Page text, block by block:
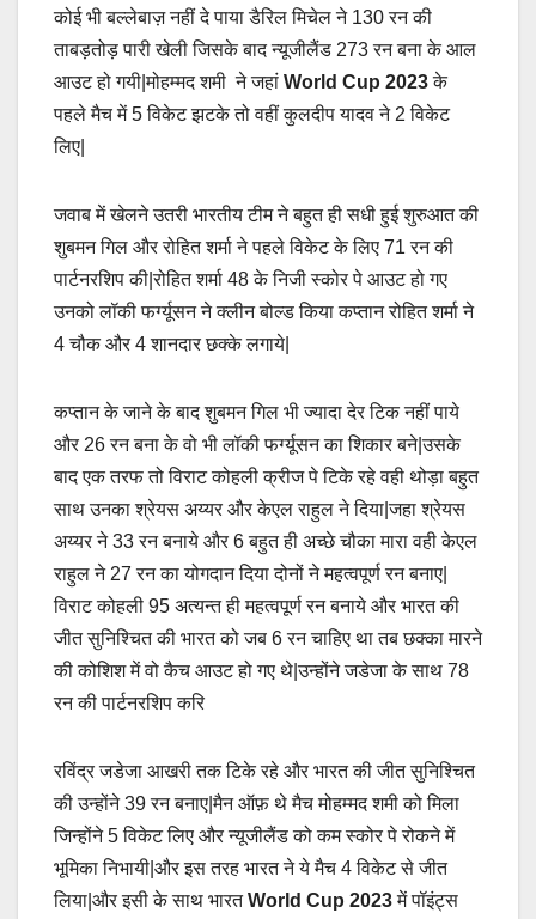
कोई भी बल्लेबाज़ नहीं दे पाया डैरिल मिचेल ने 130 रन की
ताबड़तोड़ पारी खेली जिसके बाद न्यूजीलैंड 273 रन बना के आल
आउट हो गयी|मोहम्मद शमी ने जहां World Cup 2023के
पहले मैच में 5 विकेट झटके तो वहीं कुलदीप यादव ने 2 विकेट
लिए|
जवाब में खेलने उतरी भारतीय टीम ने बहुत ही सधी हुई शुरुआत की
शुबमन गिल और रोहित शर्मा ने पहले विकेट के लिए 71 रन की
पार्टनरशिप की|रोहित शर्मा 48 के निजी स्कोर पे आउट हो गए
उनको लॉकी फर्ग्यूसन ने क्लीन बोल्ड किया कप्तान रोहित शर्मा ने
4 चौक और 4 शानदार छक्के लगाये|
कप्तान के जाने के बाद शुबमन गिल भी ज्यादा देर टिक नहीं पाये
और 26 रन बना के वो भी लॉकी फर्ग्यूसन का शिकार बने|उसके
बाद एक तरफ तो विराट कोहली क्रीज पे टिके रहे वही थोड़ा बहुत
साथ उनका श्रेयस अय्यर और केएल राहुल ने दिया|जहा श्रेयस
अय्यर ने 33 रन बनाये और 6 बहुत ही अच्छे चौका मारा वही केएल
राहुल ने 27 रन का योगदान दिया दोनों ने महत्वपूर्ण रन बनाए|
विराट कोहली 95 अत्यन्त ही महत्वपूर्ण रन बनाये और भारत की
जीत सुनिश्चित की भारत को जब 6 रन चाहिए था तब छक्का मारने
की कोशिश में वो कैच आउट हो गए थे|उन्होंने जडेजा के साथ 78
रन की पार्टनरशिप करि
रविंद्र जडेजा आखरी तक टिके रहे और भारत की जीत सुनिश्चित
की उन्होंने 39 रन बनाए|मैन ऑफ़ थे मैच मोहम्मद शमी को मिला
जिन्होंने 5 विकेट लिए और न्यूजीलैंड को कम स्कोर पे रोकने में
भूमिका निभायी|और इस तरह भारत ने ये मैच 4 विकेट से जीत
लिया|और इसी के साथ भारतWorld Cup 2023में पॉइंट्स